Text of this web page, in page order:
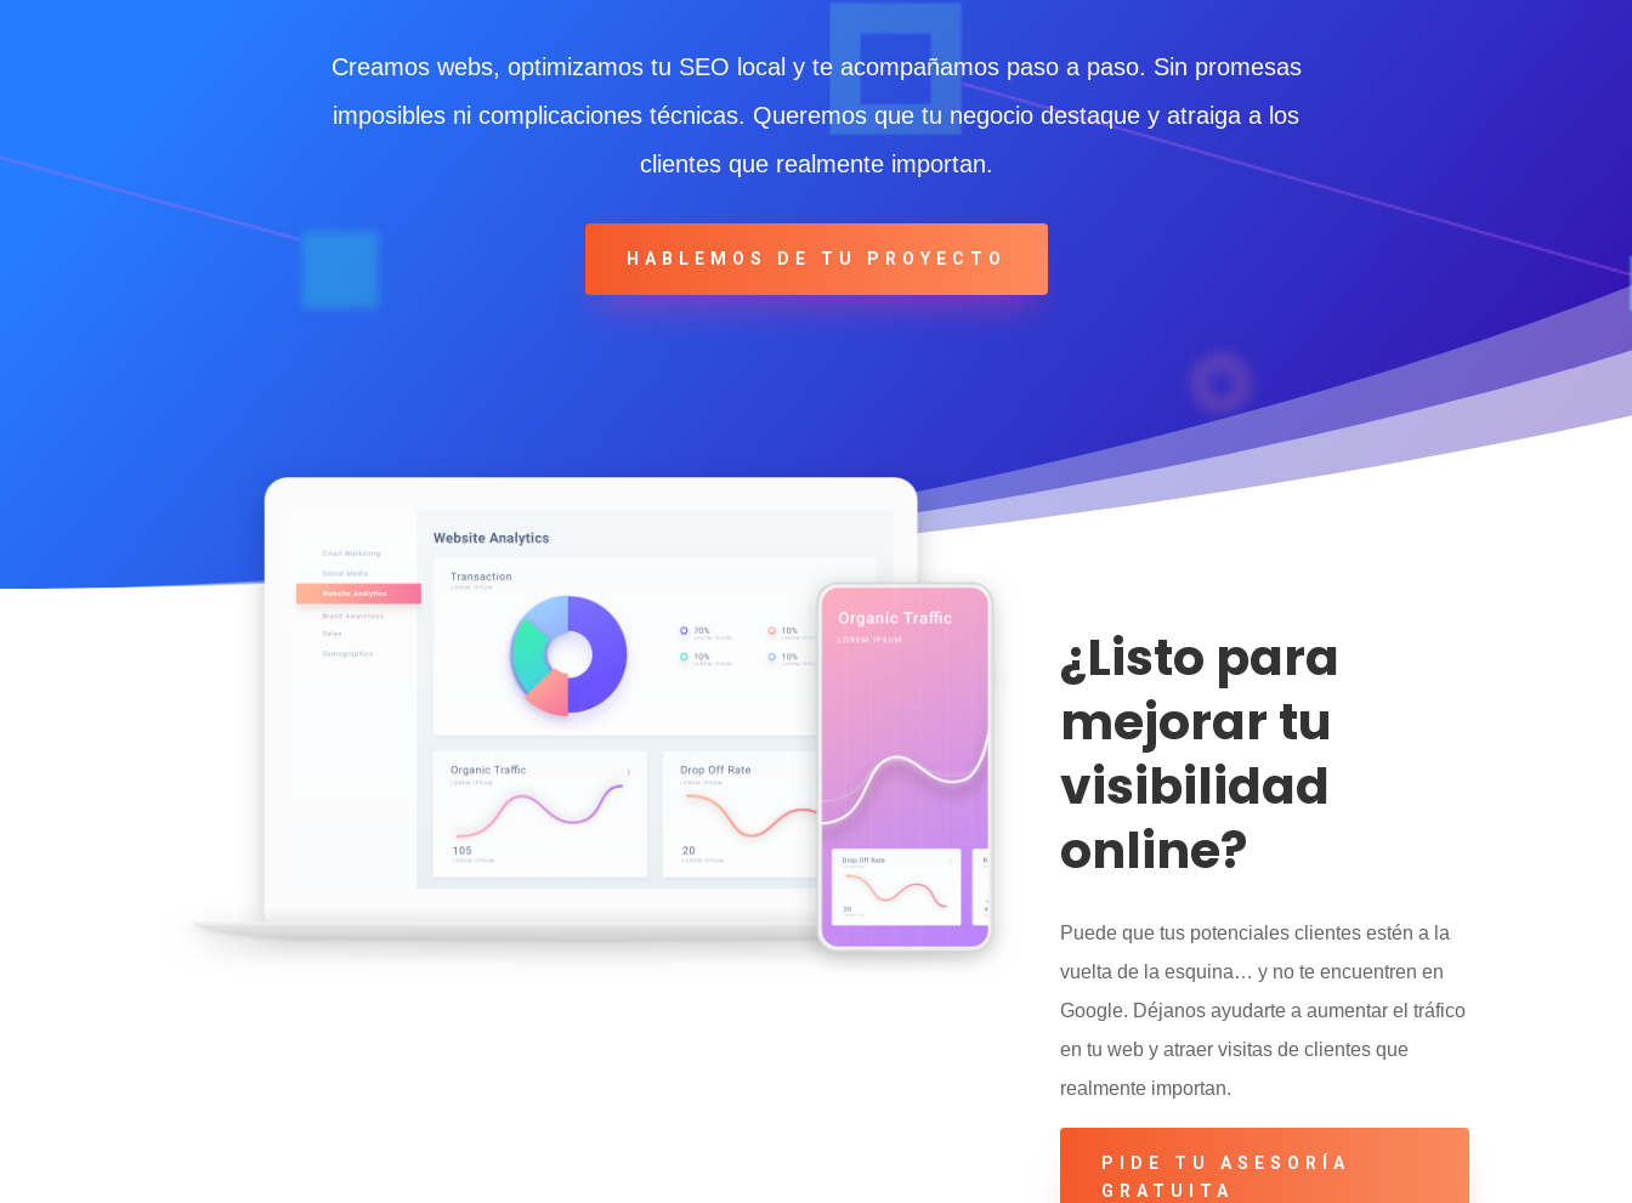
Creamos webs, optimizamos tu SEO local y te acompañamos paso a paso. Sin promesas
imposibles ni complicaciones técnicas. Queremos que tu negocio destaque y atraiga a los
clientes que realmente importan.
HABLEMOS DE TU PROYECTO
¿Listo para
mejorar tu
visibilidad
online?
Puede que tus potenciales clientes estén a la
vuelta de la esquina… y no te encuentren en
Google. Déjanos ayudarte a aumentar el tráfico
en tu web y atraer visitas de clientes que
realmente importan.
PIDE TU ASESORÍA
GRATUITA